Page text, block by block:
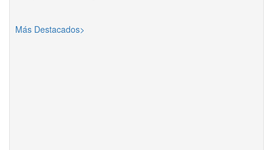
Más Destacados>